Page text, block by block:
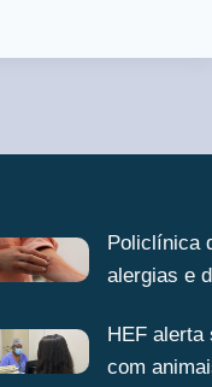
Policlínica
alergias e
HEF
com